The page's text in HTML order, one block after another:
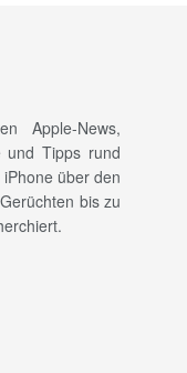
Apple-News,
und Tipps rund
über den
bis zu